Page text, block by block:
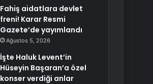
Fahiş aidatlara devlet
freni! Karar Resmi
Gazete’de yayımlandı
Ağustos 5, 2026
İşte Haluk Levent’in
Hüseyin Başaran’a özel
konser verdiği anlar